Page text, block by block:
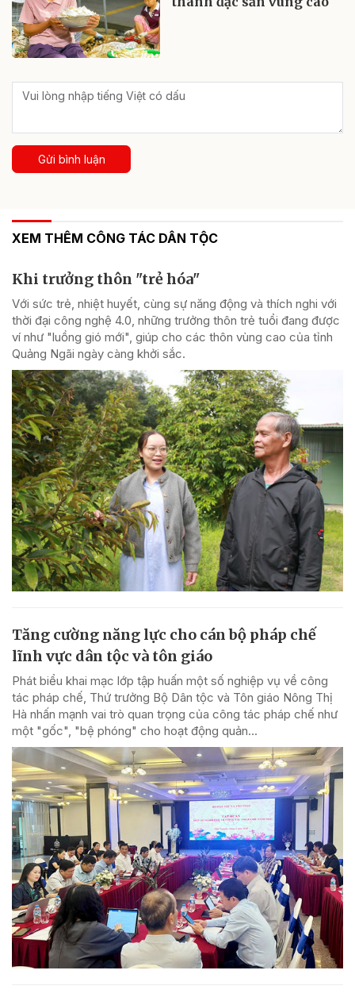
Gửi bình luận
XEM THÊM CÔNG TÁC DÂN TỘC
Khi trưởng thôn "trẻ hóa"
Với sức trẻ, nhiệt huyết, cùng sự năng động và thích nghi với
thời đại công nghệ 4.0, những trưởng thôn trẻ tuổi đang được
ví như "luồng gió mới", giúp cho các thôn vùng cao của tỉnh
Quảng Ngãi ngày càng khởi sắc.
Tăng cường năng lực cho cán bộ pháp chế
lĩnh vực dân tộc và tôn giáo
Phát biểu khai mạc lớp tập huấn một số nghiệp vụ về công
tác pháp chế, Thứ trưởng Bộ Dân tộc và Tôn giáo Nông Thị
Hà nhấn mạnh vai trò quan trọng của công tác pháp chế như
một "gốc", "bệ phóng" cho hoạt động quản...